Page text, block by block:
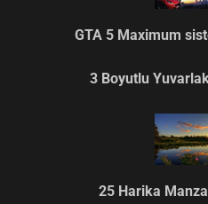
GTA 5 Maximum
3 Boyutlu
25 Harika